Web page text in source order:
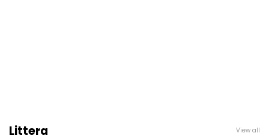
Littera View all